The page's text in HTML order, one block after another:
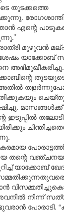
തുടക്കത്തെ
എന്റെ
മുഴുവൻ
യാക്കോബ്
മാസങ്ങൾക്ക്
ഇടുപ്പിൽ
തന്റെ
യാക്കോബ്
നിന്ന്
പോരാടി.